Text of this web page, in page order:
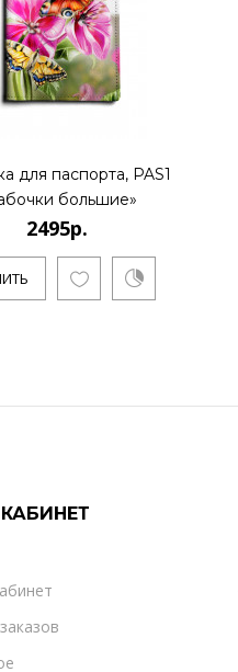
для паспорта, PAS1
большие»
2495р.